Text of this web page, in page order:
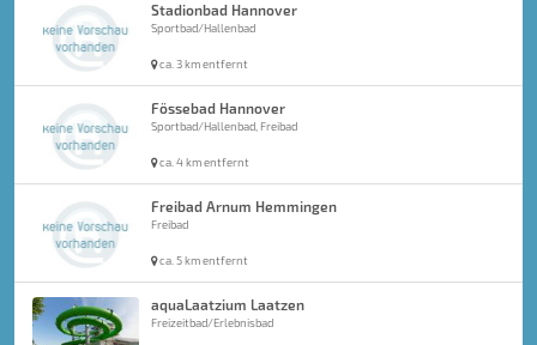
Stadionbad Hannover
Sportbad/Hallenbad
ca. 3 km entfernt
Fössebad Hannover
Sportbad/Hallenbad, Freibad
ca. 4 km entfernt
Freibad Arnum Hemmingen
Freibad
ca. 5 km entfernt
aquaLaatzium Laatzen
Freizeitbad/Erlebnisbad